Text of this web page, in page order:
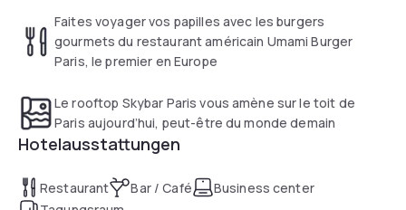
Faites voyager vos papilles avec les burgers
gourmets du restaurant américain Umami Burger
Paris, le premier en Europe
Le rooftop Skybar Paris vous amène sur le toit de
Paris aujourd’hui, peut-être du monde demain
Hotelausstattungen
Restaurant Bar / Café
Business center